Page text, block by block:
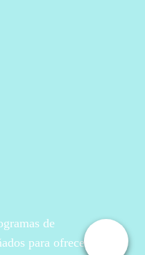
de
para ofrecer a